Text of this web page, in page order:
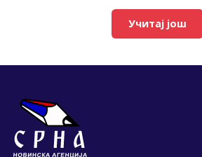
Учитај још